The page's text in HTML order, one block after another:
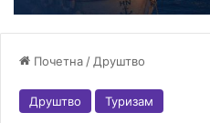
Почетна / Друштво
Друштво Туризам